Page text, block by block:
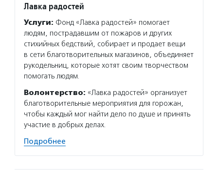
Лавка радостей
Услуги: Фонд «Лавка радостей» помогает
людям, пострадавшим от пожаров и других
стихийных бедствий, собирает и продает вещи
в сети благотворительных магазинов, объединяет
рукодельниц, которые хотят своим творчеством
помогать людям.
Волонтерство: «Лавка радостей» организует
благотворительные мероприятия для горожан,
чтобы каждый мог найти дело по душе и принять
участие в добрых делах.
Подробнее